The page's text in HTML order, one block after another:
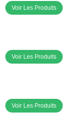
Voir Les Produits
Voir Les Produits
Voir Les Produits